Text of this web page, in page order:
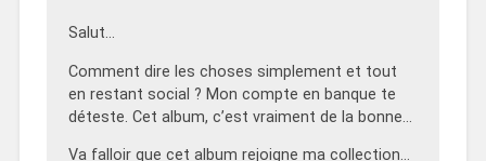
Salut…
Comment dire les choses simplement et tout
en restant social ? Mon compte en banque te
déteste. Cet album, c’est vraiment de la bonne…
Va falloir que cet album rejoigne ma collection…